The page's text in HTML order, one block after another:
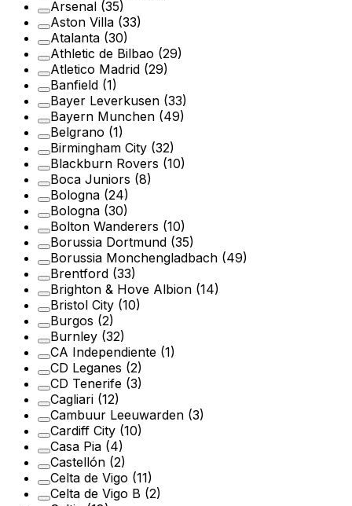
Arsenal (35)
Aston Villa (33)
Atalanta (30)
Athletic de Bilbao (29)
Atletico Madrid (29)
Banfield (1)
Bayer Leverkusen (33)
Bayern Munchen (49)
Belgrano (1)
Birmingham City (32)
Blackburn Rovers (10)
Boca Juniors (8)
Bologna (24)
Bologna (30)
Bolton Wanderers (10)
Borussia Dortmund (35)
Borussia Monchengladbach (49)
Brentford (33)
Brighton & Hove Albion (14)
Bristol City (10)
Burgos (2)
Burnley (32)
CA Independiente (1)
CD Leganes (2)
CD Tenerife (3)
Cagliari (12)
Cambuur Leeuwarden (3)
Cardiff City (10)
Casa Pia (4)
Castellón (2)
Celta de Vigo (11)
Celta de Vigo B (2)